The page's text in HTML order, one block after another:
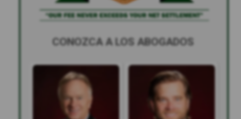
CONOZCA A LOS ABOGADOS